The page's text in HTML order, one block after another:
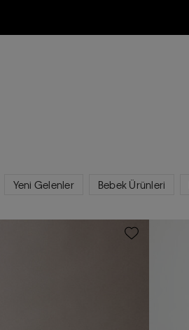
İmkanı
Yeni Gelenler Bebek Ürünleri